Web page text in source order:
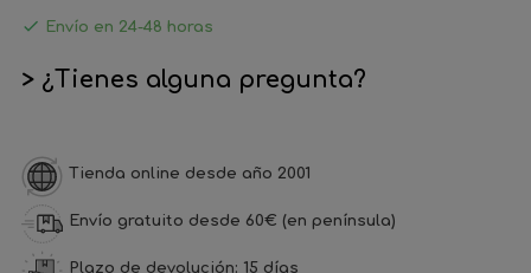
 Envío en 24-48 horas
> ¿Tienes alguna pregunta?
Tienda online desde año 2001
Envío gratuito desde 60€ (en península)
Plazo de devolución: 15 días